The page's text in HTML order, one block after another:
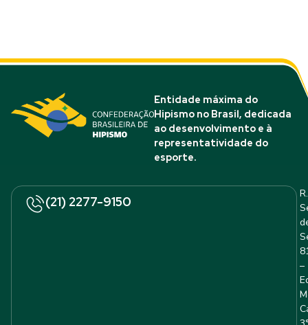
Entidade máxima do
Hipismo no Brasil, dedicada
ao desenvolvimento e à
representatividade do
esporte.
(21) 2277-9150
R.
–